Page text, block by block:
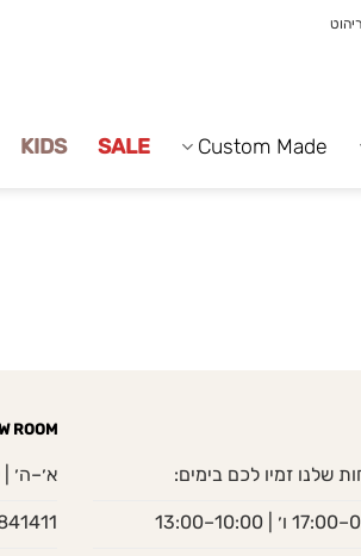
Custom Made
SALE
KIDS
שלנו זמיו לכם בימים:
ROOM
א׳–ה׳ | 09:00–17:00 ו׳ | 10:00–13:00
050-9841411